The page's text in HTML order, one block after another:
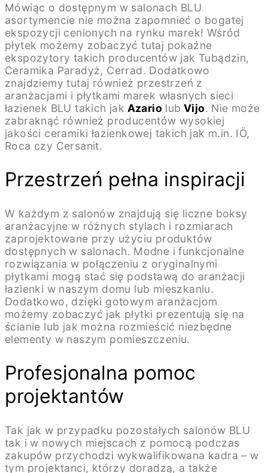
Mówiąc o dostępnym w salonach BLU
asortymencie nie można zapomnieć o bogatej
ekspozycji cenionych na rynku marek! Wśród
płytek możemy zobaczyć tutaj pokaźne
ekspozytory takich producentów jak Tubądzin,
Ceramika Paradyż, Cerrad. Dodatkowo
znajdziemy tutaj również przestrzeń z
aranżacjami i płytkami marek własnych sieci
łazienek BLU takich jak Azario lub Vijo. Nie może
zabraknąć również producentów wysokiej
jakości ceramiki łazienkowej takich jak m.in. IÖ,
Roca czy Cersanit.
Przestrzeń pełna inspiracji
W każdym z salonów znajdują się liczne boksy
aranżacyjne w różnych stylach i rozmiarach
zaprojektowane przy użyciu produktów
dostępnych w salonach. Modne i funkcjonalne
rozwiązania w połączeniu z oryginalnymi
płytkami mogą stać się podstawą do aranżacji
łazienki w naszym domu lub mieszkaniu.
Dodatkowo, dzięki gotowym aranżacjom
możemy zobaczyć jak płytki prezentują się na
ścianie lub jak można rozmieścić niezbędne
elementy w naszym pomieszczeniu.
Profesjonalna pomoc
projektantów
Tak jak w przypadku pozostałych salonów BLU
tak i w nowych miejscach z pomocą podczas
zakupów przychodzi wykwalifikowana kadra – w
tym projektanci, którzy doradzą, a także